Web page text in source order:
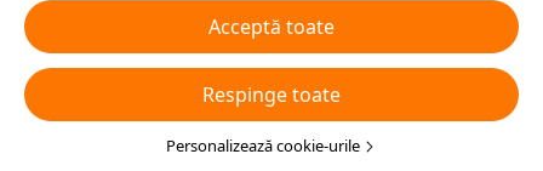
scopuri publicitare. De asemenea, poți „Respinge toate”
cookie-urile neesențiale sau poți alege ce tipuri de cookie-uri
dorești să accepți sau să dezactivezi, printr-un clic mai jos pe
„Personalizare cookie-uri” sau în orice moment în setările de
confidențialitate. Pentru mai multe detalii, veziPolitica noastră
privind cookie-urile și tehnologiile similare .
Acceptă toate
Respinge toate
Personalizează cookie-urile